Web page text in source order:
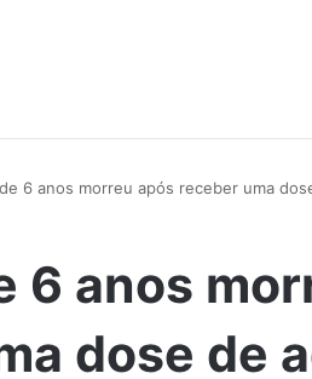
6 anos morreu após receber uma
6 anos
dose de